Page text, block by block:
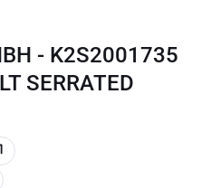
- K2S2001735
SERRATED